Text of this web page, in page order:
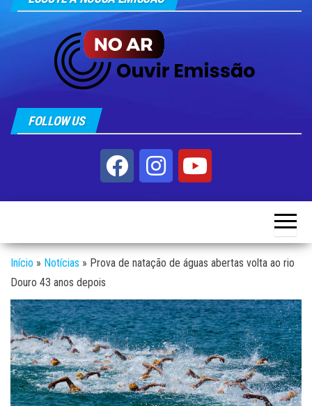
FOLLOW US
Início » Notícias » Prova de natação de águas abertas volta ao rio
Douro 43 anos depois